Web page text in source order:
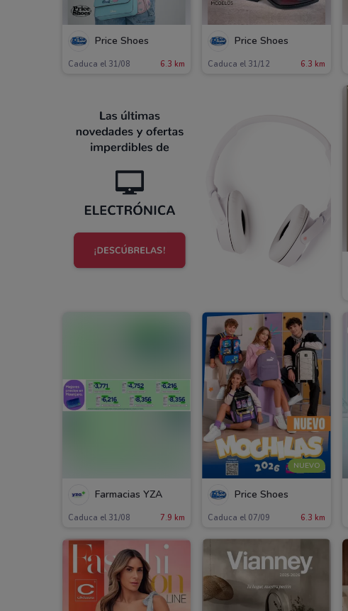
Price Shoes
Caduca el 31/08 6.3 km
Price Shoes
Caduca el 31/12 6.3 km
Farmacias YZA
Caduca el 31/08 7.9 km
NUEVO
Price Shoes
Caduca el 07/09 6.3 km